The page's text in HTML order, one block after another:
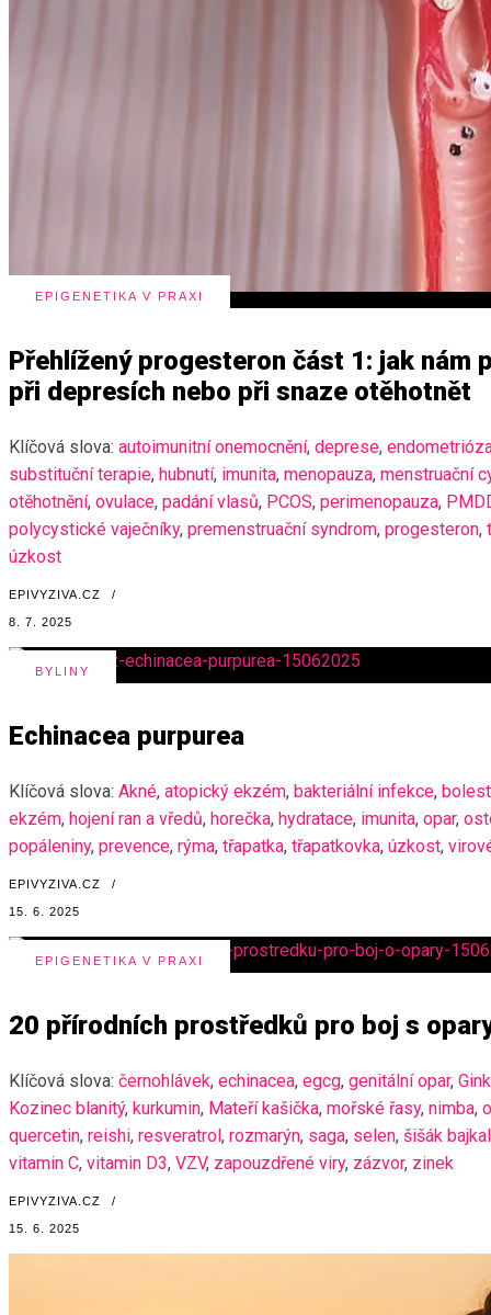
EPIGENETIKA V PRAXI
Přehlížený progesteron část 1: jak nám
při depresích nebo při snaze otěhotnět
Klíčová slova: autoimunitní onemocnění, deprese,
substituční terapie, hubnutí, imunita, menopauza, menstruační
otěhotnění, ovulace, padání vlasů, PCOS, perimenopauza,
polycystické vaječníky, premenstruační syndrom, progesteron,
úzkost
EPIVYZIVA.CZ /
8. 7. 2025
BYLINY
Echinacea purpurea
Klíčová slova: Akné, atopický ekzém, bakteriální infekce, bolest
ekzém, hojení ran a vředů, horečka, hydratace, imunita, opar,
popáleniny, prevence, rýma, třapatka, třapatkovka, úzkost,
EPIVYZIVA.CZ /
15. 6. 2025
EPIGENETIKA V PRAXI
20 přírodních prostředků pro boj s
Klíčová slova: černohlávek, echinacea, egcg, genitální opar,
Kozinec blanitý, kurkumin, Mateří kašička, mořské řasy, nimba,
quercetin, reishi, resveratrol, rozmarýn, saga, selen, šišák
vitamin C, vitamin D3, VZV, zapouzdřené viry, zázvor, zinek
EPIVYZIVA.CZ /
15. 6. 2025